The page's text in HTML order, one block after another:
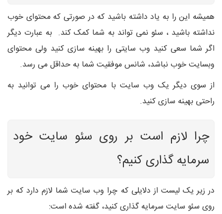
همیشه این را به یاد داشته باشید که در صورتی که محتوای خوب
نداشته باشید ، سئو نمی تواند به شما کمک کند. به عبارت دیگر
اگر شما سعی کنید وب سایتی را بهینه سازی کنید ولی محتوای
وبسایت خوب نباشد، شانس موفقیت شما به حداقل می رسد.
از سوی دیگر یک وب سایت با محتوای خوب را می توانید به
راحتی بهینه سازی کنید.
چرا لازم است بر روی سئو سایت خود
سرمایه گذاری کنیم؟
در زیر یک لیست از دلایلی که چرا وب سایت شما لازم دارد که بر
روی سئو سایت سرمایه گذاری کنید، گفته شده است: